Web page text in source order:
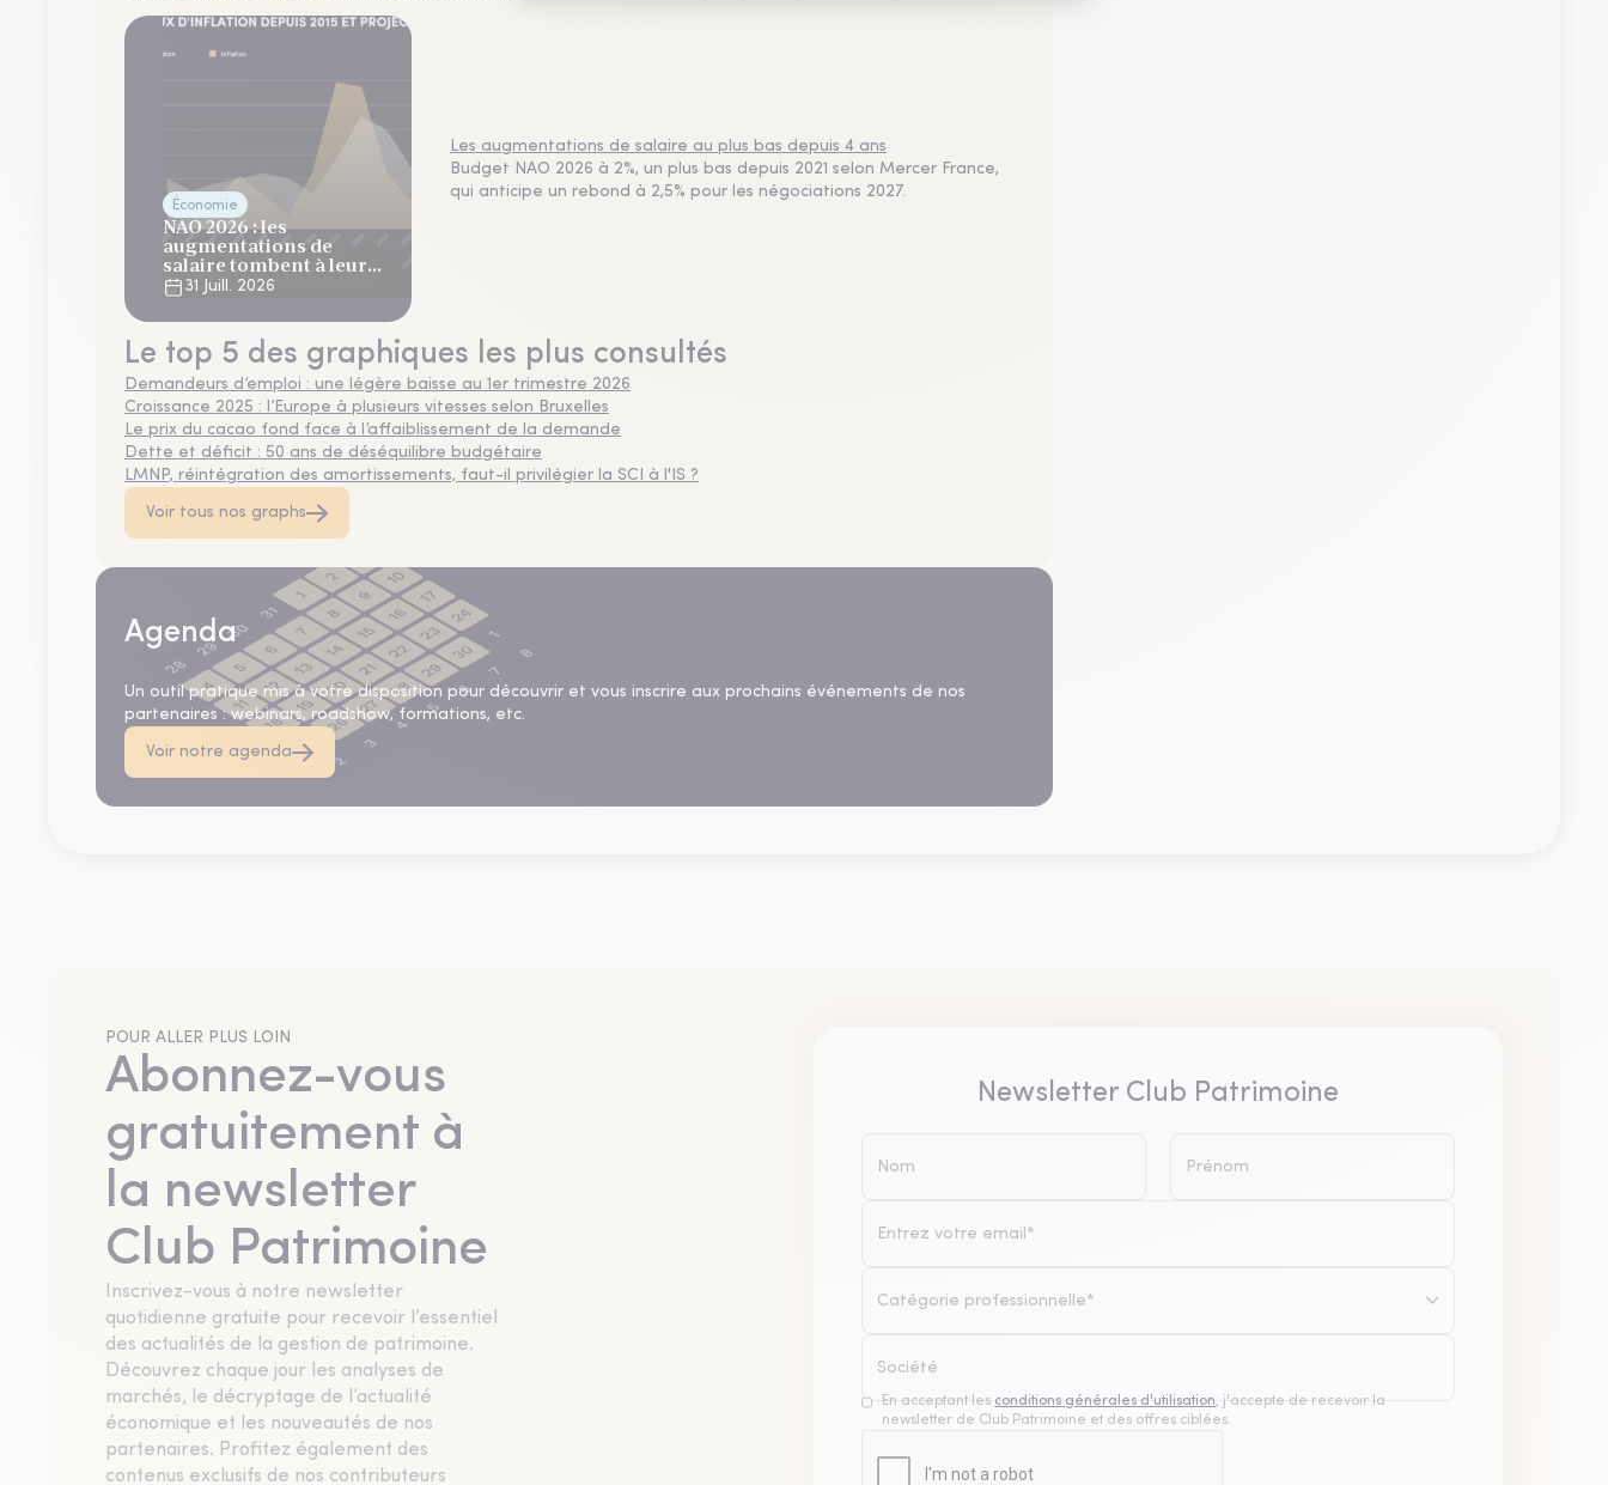
Économie
NAO 2026 : les
augmentations de
salaire tombent à leur
plus bas niveau depuis 4
ans
31 Juill. 2026
Les augmentations de salaire au plus bas depuis 4 ans
Budget NAO 2026 à 2%, un plus bas depuis 2021 selon Mercer France,
qui anticipe un rebond à 2,5% pour les négociations 2027.
Le top 5 des graphiques les plus consultés
Demandeurs d’emploi : une légère baisse au 1er trimestre 2026
Croissance 2025 : l’Europe à plusieurs vitesses selon Bruxelles
Le prix du cacao fond face à l’affaiblissement de la demande
Dette et déficit : 50 ans de déséquilibre budgétaire
LMNP, réintégration des amortissements, faut-il privilégier la SCI à l'IS ?
Voir tous nos graphs
Agenda
Un outil pratique mis à votre disposition pour découvrir et vous inscrire aux prochains événements de nos
partenaires : webinars, roadshow, formations, etc.
Voir notre agenda
POUR ALLER PLUS LOIN
Abonnez-vous
gratuitement à
la newsletter
Club Patrimoine
Inscrivez-vous à notre newsletter
quotidienne gratuite pour recevoir l’essentiel
des actualités de la gestion de patrimoine.
Découvrez chaque jour les analyses de
marchés, le décryptage de l’actualité
économique et les nouveautés de nos
partenaires. Profitez également des
contenus exclusifs de nos contributeurs
Newsletter Club Patrimoine
Catégorie professionnelle*
En acceptant les conditions générales d'utilisation, j'accepte de recevoir la
newsletter de Club Patrimoine et des offres ciblées.